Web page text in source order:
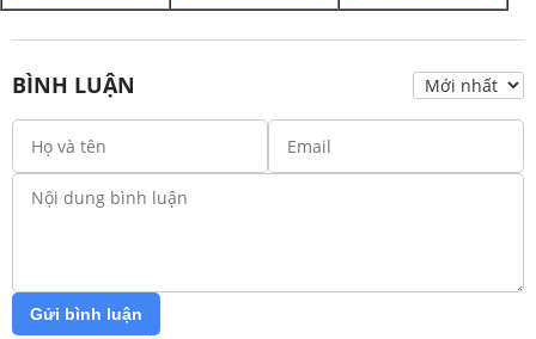
BÌNH LUẬN
Gửi bình luận